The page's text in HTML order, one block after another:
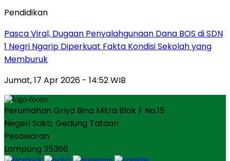
Pendidikan
Pasca Viral, Dugaan Penyalahgunaan Dana BOS di SDN
1 Negri Ngarip Diperkuat Fakta Kondisi Sekolah yang
Memburuk
Jumat, 17 Apr 2026 - 14:52 WIB
Perumahan Griya Bina Mitra Blok F No.15
Negeri Sakti, Gedung Tataan
Pesawaran
Lampung 35366